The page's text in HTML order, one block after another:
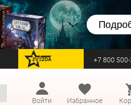
перейти на Zvezda +7 800
Войти
Избранное